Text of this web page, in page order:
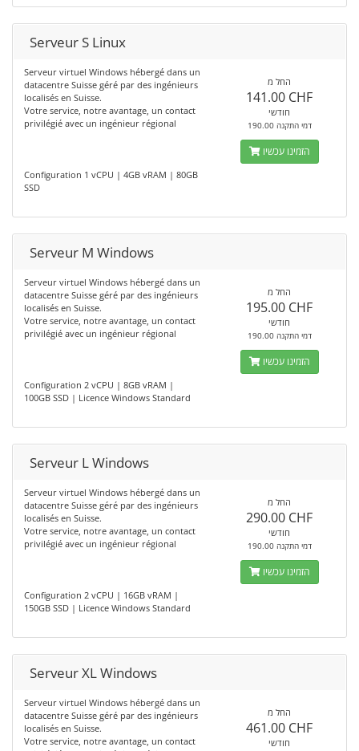
Serveur S Linux
Serveur virtuel Windows hébergé dans un
datacentre Suisse géré par des ingénieurs
localisés en Suisse.
Votre service, notre avantage, un contact
privilégié avec un ingénieur régional
Configuration 1 vCPU | 4GB vRAM | 80GB
SSD
החל מ
141.00 CHF
חודשי
190.00 דמי התקנה
הזמינו עכשיו
Serveur M Windows
Serveur virtuel Windows hébergé dans un
datacentre Suisse géré par des ingénieurs
localisés en Suisse.
Votre service, notre avantage, un contact
privilégié avec un ingénieur régional
Configuration 2 vCPU | 8GB vRAM |
100GB SSD | Licence Windows Standard
החל מ
195.00 CHF
חודשי
190.00 דמי התקנה
הזמינו עכשיו
Serveur L Windows
Serveur virtuel Windows hébergé dans un
datacentre Suisse géré par des ingénieurs
localisés en Suisse.
Votre service, notre avantage, un contact
privilégié avec un ingénieur régional
Configuration 2 vCPU | 16GB vRAM |
150GB SSD | Licence Windows Standard
החל מ
290.00 CHF
חודשי
190.00 דמי התקנה
הזמינו עכשיו
Serveur XL Windows
Serveur virtuel Windows hébergé dans un
datacentre Suisse géré par des ingénieurs
localisés en Suisse.
Votre service, notre avantage, un contact
החל מ
461.00 CHF
חודשי